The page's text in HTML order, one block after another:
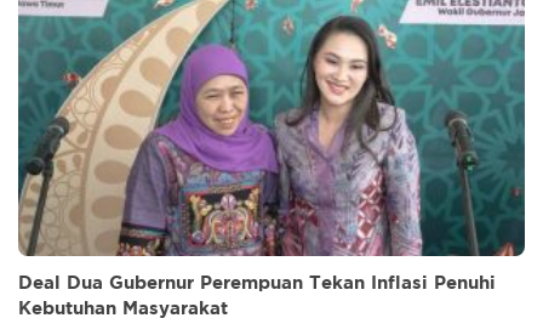
Deal Dua Gubernur Perempuan Tekan Inflasi Penuhi
Kebutuhan Masyarakat